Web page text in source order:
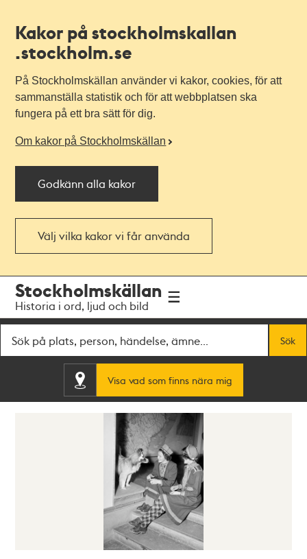
Kakor på stockholmskallan
.stockholm.se
På Stockholmskällan använder vi kakor, cookies, för att
sammanställa statistik och för att webbplatsen ska
fungera på ett bra sätt för dig.
Om kakor på Stockholmskällan
Godkänn alla kakor
Välj vilka kakor vi får använda
navigationen
huvudinnehållet
Stockholmskällan
Historia i ord, ljud och bild
Sök
Visa vad som finns nära mig